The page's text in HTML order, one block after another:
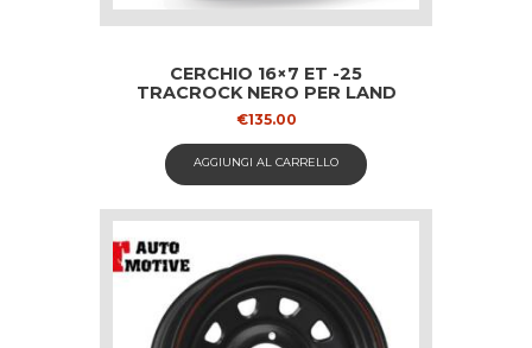
CERCHIO 16×7 ET -25
TRACROCK NERO PER LAND
ROVER
€135.00
AGGIUNGI AL CARRELLO